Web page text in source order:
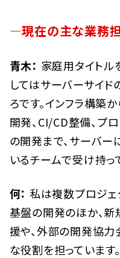
―現在の主な業務担
青木： 家庭用タイトル
してはサーバーサイド
ろです。インフラ構築
開発、CI/CD整備、プ
の開発まで、サーバ
いるチームで受け持っ
何： 私は複数プロジ
基盤の開発のほか、
援や、外部の開発協
な役割を担っています。